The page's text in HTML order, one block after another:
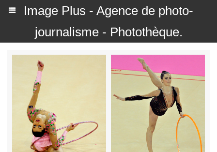
Image Plus - Agence de photo-
journalisme - Photothèque.